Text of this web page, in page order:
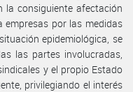
la consiguiente afectación
empresas por las medidas
epidemiológica, se
las partes involucradas,
y el propio Estado
privilegiando el interés